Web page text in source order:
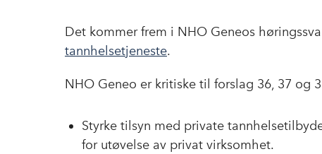
Det kommer frem i NHO Geneos
tannhelsetjeneste.
NHO Geneo er kritiske til forslag 36, 37 og
Styrke tilsyn med private
for utøvelse av privat virksomhet.